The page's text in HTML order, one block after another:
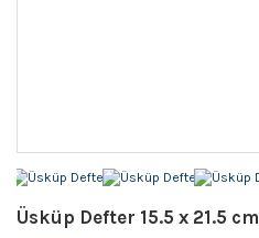
Üsküp Defter 15.5 x 21.5 cm